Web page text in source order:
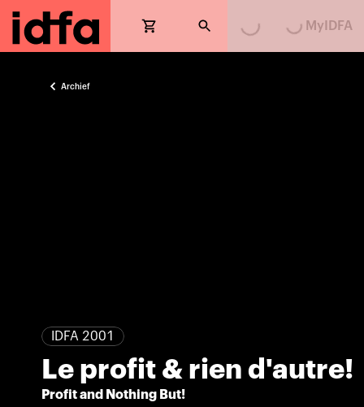
MyIDFA
Archief
IDFA 2001
Le profit & rien d'autre!
Profit and Nothing But!